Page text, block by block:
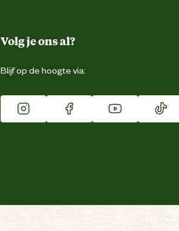
Volg je ons al?
Blijf op de hoogte via: